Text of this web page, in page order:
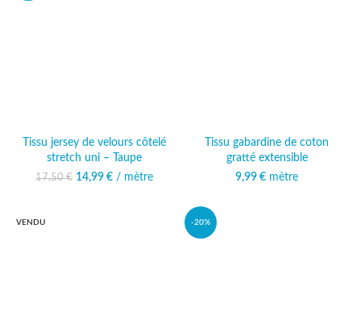
Tissu jersey de velours côtelé
stretch uni – Taupe
17,50€
Le prix initial était :
14,99 €
Le prix
/ mètre
Tissu gabardine de coton
gratté extensible
9,99 € mètre
VENDU -20%